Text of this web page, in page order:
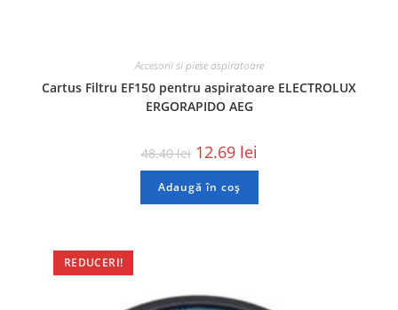
Accesorii si piese aspiratoare
Cartus Filtru EF150 pentru aspiratoare ELECTROLUX
ERGORAPIDO AEG
48.40lei 12.69 lei
Adaugă în coș
REDUCERI!